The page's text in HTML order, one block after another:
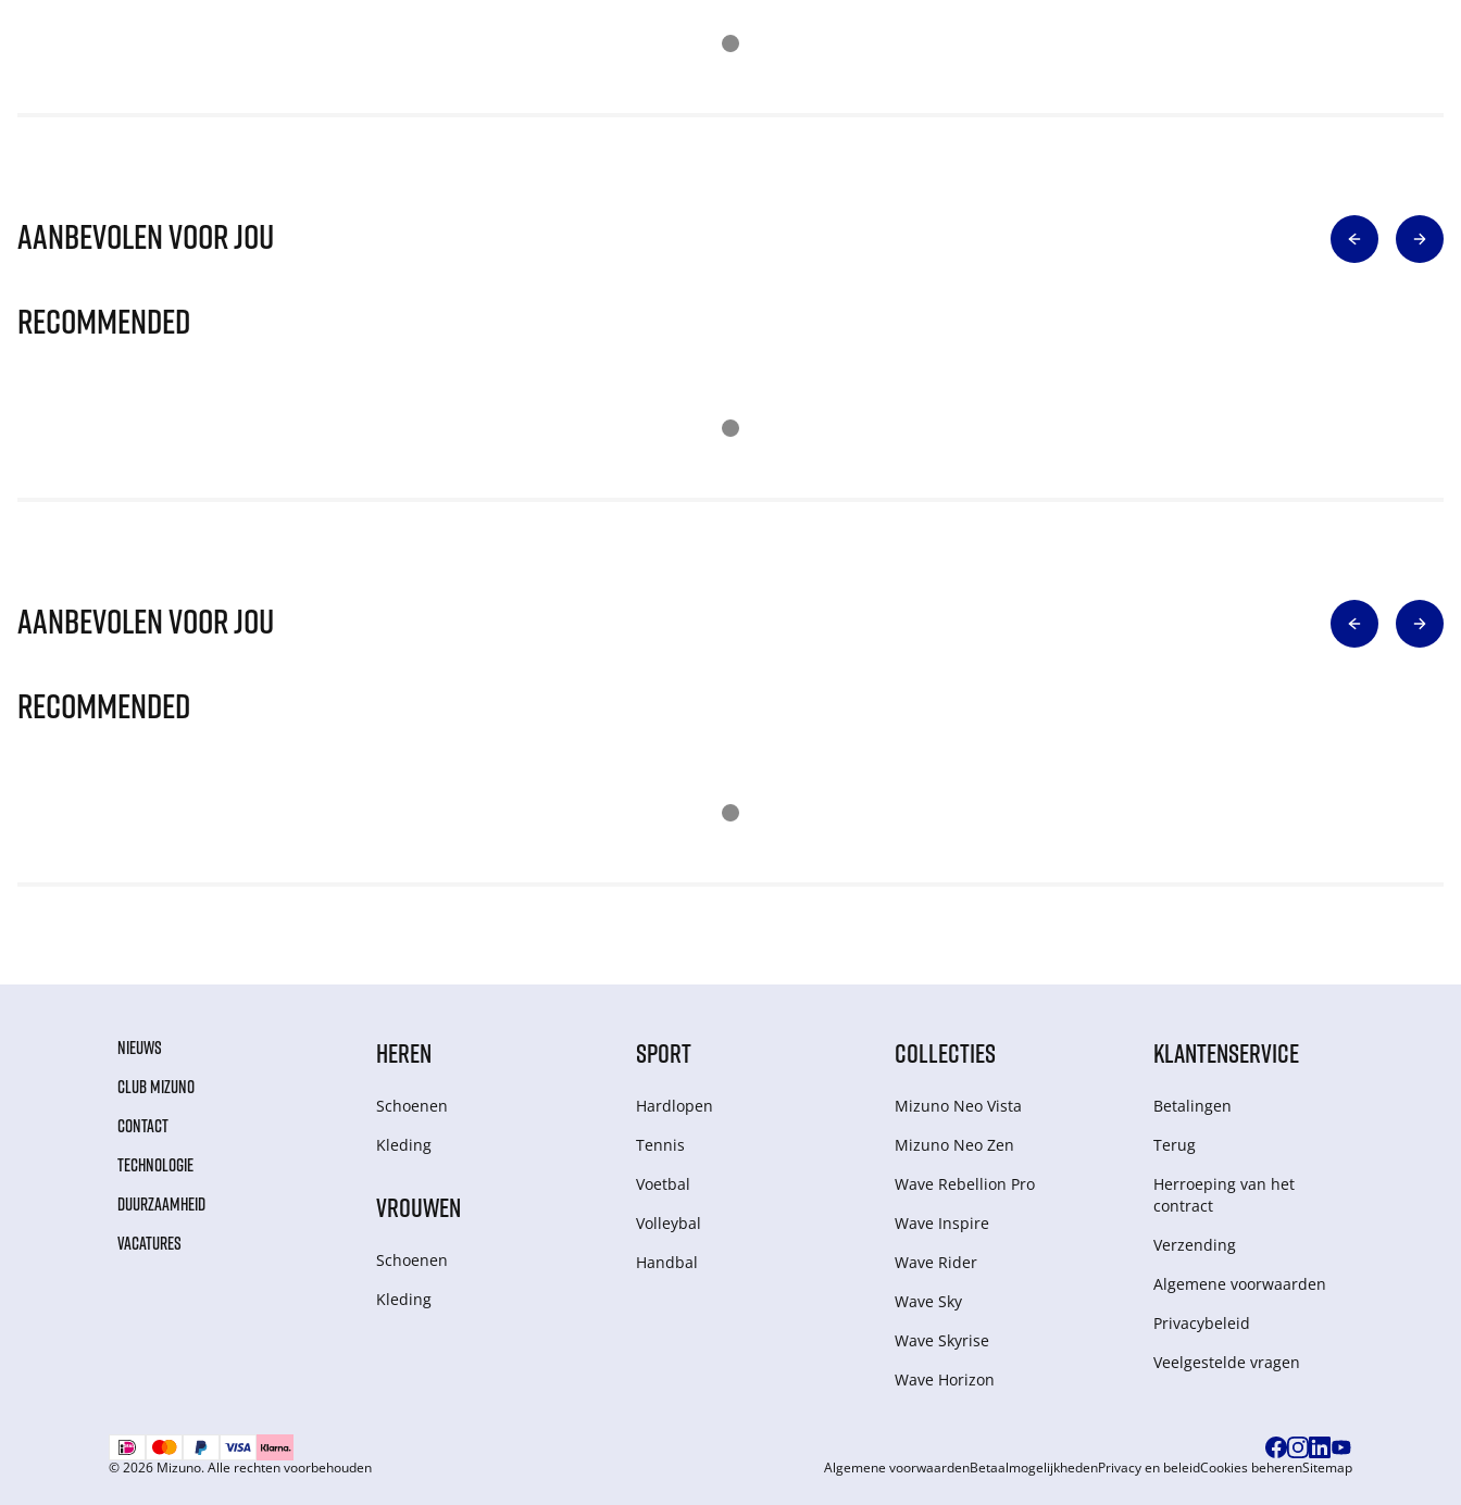
Aanbevolen voor jou
Recommended
Aanbevolen voor jou
Recommended
NIEUWS
CLUB MIZUNO
CONTACT
TECHNOLOGIE
DUURZAAMHEID
VACATURES
HEREN
Schoenen
Kleding
VROUWEN
Schoenen
Kleding
SPORT
Hardlopen
Tennis
Voetbal
Volleybal
Handbal
COLLECTIES
Mizuno Neo Vista
Mizuno Neo Zen
Wave Rebellion Pro
Wave Inspire
Wave Rider
Wave Sky
Wave Skyrise
Wave Horizon
KLANTENSERVICE
Betalingen
Terug
Herroeping van het
contract
Verzending
Algemene voorwaarden
Privacybeleid
Veelgestelde vragen
© 2026 Mizuno. Alle rechten voorbehouden Algemene voorwaardenBetaalmogelijkhedenPrivacy en beleidCookies beherenSitemap